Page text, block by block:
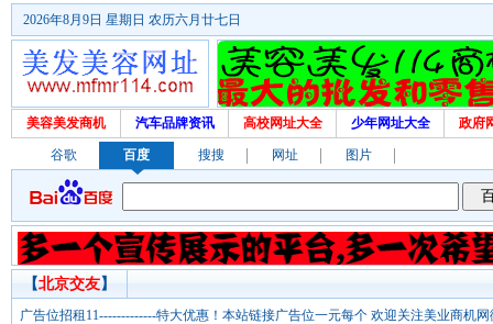
2026年8月9日 星期日 农历六月廿七日
美容美发商机 汽车品牌资讯 高校网址大全 少年网址大全 政府
谷歌 百度 搜搜 网址 图片
【北京交友】
广告位招租11-------------特大优惠！本站链接广告位一元每个 欢迎关注美业商机